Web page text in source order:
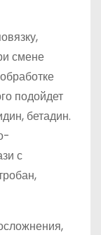
смене
подойдет
бетадин.
с